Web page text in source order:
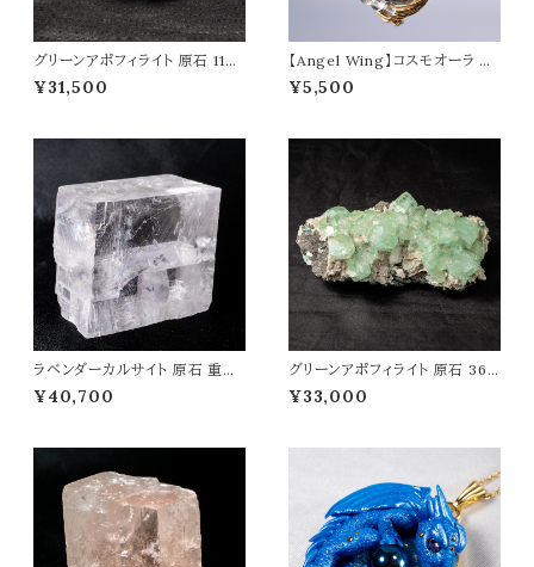
グリーンアポフィライト 原石 114g
魚眼石 アポフィライト 天然石 パ
ワーストーン 鉱物 結晶 t0087
¥31,500
【Angel Wing】コスモオーラ ペ
ンダントトップ オリジナルアクセ
サリー 天然石 パワーストーン d
¥5,500
ラベンダーカルサイト 原石 重さ3
19g 天然石 パワーストーン t05
83
¥40,700
グリーンアポフィライト 原石 364
g 魚眼石 アポフィライト 天然石
パワーストーン 鉱物 結晶 t008
¥33,000